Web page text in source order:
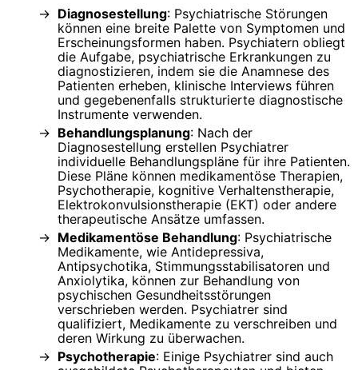
Diagnosestellung: Psychiatrische Störungen
können eine breite Palette von Symptomen und
Erscheinungsformen haben. Psychiatern obliegt
die Aufgabe, psychiatrische Erkrankungen zu
diagnostizieren, indem sie die Anamnese des
Patienten erheben, klinische Interviews führen
und gegebenenfalls strukturierte diagnostische
Instrumente verwenden.
Behandlungsplanung: Nach der
Diagnosestellung erstellen Psychiatrer
individuelle Behandlungspläne für ihre Patienten.
Diese Pläne können medikamentöse Therapien,
Psychotherapie, kognitive Verhaltenstherapie,
Elektrokonvulsionstherapie (EKT) oder andere
therapeutische Ansätze umfassen.
Medikamentöse Behandlung: Psychiatrische
Medikamente, wie Antidepressiva,
Antipsychotika, Stimmungsstabilisatoren und
Anxiolytika, können zur Behandlung von
psychischen Gesundheitsstörungen
verschrieben werden. Psychiatrer sind
qualifiziert, Medikamente zu verschreiben und
deren Wirkung zu überwachen.
Psychotherapie: Einige Psychiatrer sind auch